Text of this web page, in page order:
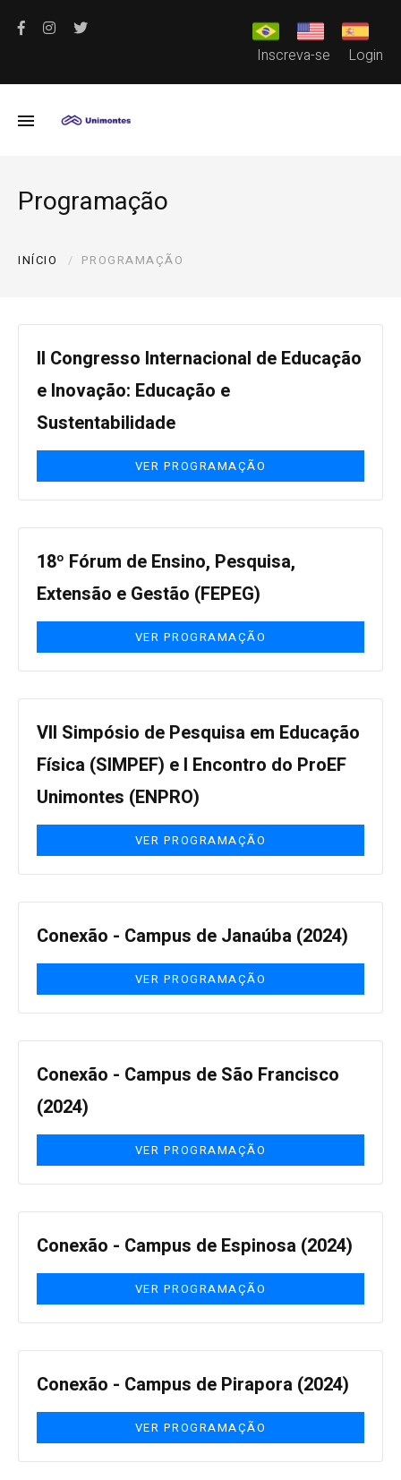
Inscreva-se Login
Programação
INÍCIO PROGRAMAÇÃO
II Congresso Internacional de Educação
e Inovação: Educação e
Sustentabilidade
VER PROGRAMAÇÃO
18º Fórum de Ensino, Pesquisa,
Extensão e Gestão (FEPEG)
VER PROGRAMAÇÃO
VII Simpósio de Pesquisa em Educação
Física (SIMPEF) e I Encontro do ProEF
Unimontes (ENPRO)
VER PROGRAMAÇÃO
Conexão - Campus de Janaúba (2024)
VER PROGRAMAÇÃO
Conexão - Campus de São Francisco
(2024)
VER PROGRAMAÇÃO
Conexão - Campus de Espinosa (2024)
VER PROGRAMAÇÃO
Conexão - Campus de Pirapora (2024)
VER PROGRAMAÇÃO